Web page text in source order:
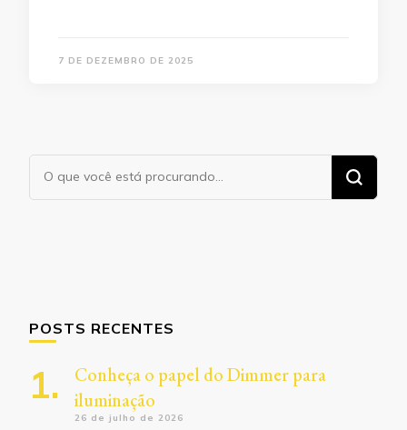
7 DE DEZEMBRO DE 2025
Procurando
algo?
POSTS RECENTES
Conheça o papel do Dimmer para
iluminação
26 de julho de 2026